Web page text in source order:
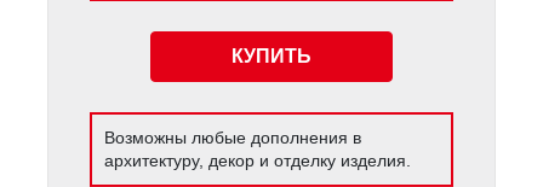
КУПИТЬ
Возможны любые дополнения в
архитектуру, декор и отделку изделия.